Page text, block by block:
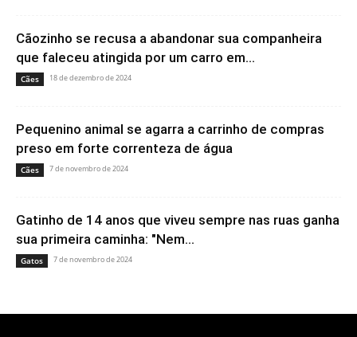
Cãozinho se recusa a abandonar sua companheira
que faleceu atingida por um carro em...
Cães 18 de dezembro de 2024
Pequenino animal se agarra a carrinho de compras
preso em forte correnteza de água
Cães 7 de novembro de 2024
Gatinho de 14 anos que viveu sempre nas ruas ganha
sua primeira caminha: "Nem...
Gatos 7 de novembro de 2024